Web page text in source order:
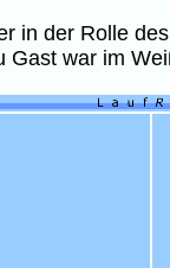
in der Rolle
war im